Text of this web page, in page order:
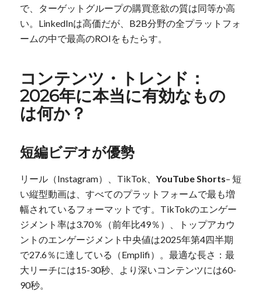
で、ターゲットグループの購買意欲の質は同等か高
い。LinkedInは高価だが、B2B分野の全プラットフォ
ームの中で最高のROIをもたらす。
コンテンツ・トレンド：
2026年に本当に有効なもの
は何か？
短編ビデオが優勢
リール（Instagram）、TikTok、 YouTube Shorts– 短
い縦型動画は、すべてのプラットフォームで最も増
幅されているフォーマットです。TikTokのエンゲー
ジメント率は3.70％（前年比49％）、トップアカウ
ントのエンゲージメント中央値は2025年第4四半期
で27.6％に達している（Emplifi）。最適な長さ：最
大リーチには15-30秒、より深いコンテンツには60-
90秒。